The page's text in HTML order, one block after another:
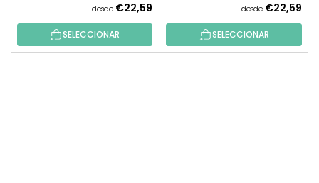
desde €22,59
SELECCIONAR
desde €22,59
SELECCIONAR